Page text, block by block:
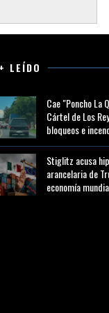
LEÍDO
Cae "Poncho La
Cártel de Los
bloqueos e
Stiglitz acusa
arancelaria de
economía